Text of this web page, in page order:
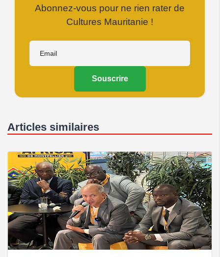
Abonnez-vous pour ne rien rater de
Cultures Mauritanie !
Souscrire
Articles similaires